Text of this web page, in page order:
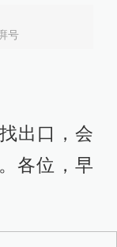
号
出口，会
各位，早